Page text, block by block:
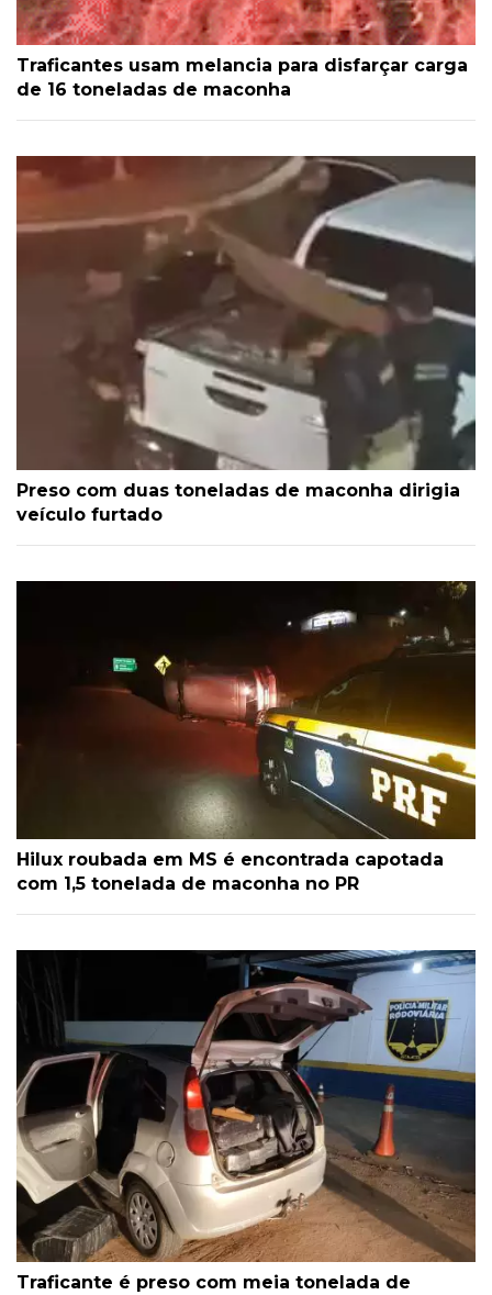
Traficantes usam melancia para disfarçar carga
de 16 toneladas de maconha
Preso com duas toneladas de maconha dirigia
veículo furtado
Hilux roubada em MS é encontrada capotada
com 1,5 tonelada de maconha no PR
Traficante é preso com meia tonelada de